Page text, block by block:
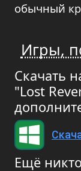
обычный
Игры,
Скачать
"Lost
Ещё